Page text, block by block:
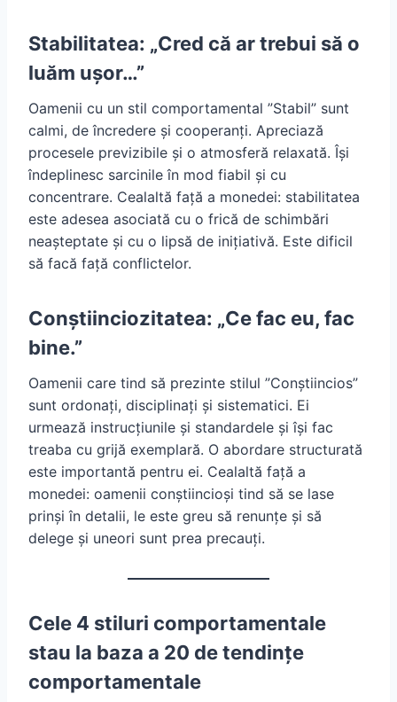
Stabilitatea: „Cred că ar trebui să o
luăm ușor…”
Oamenii cu un stil comportamental ”Stabil” sunt
calmi, de încredere și cooperanți. Apreciază
procesele previzibile și o atmosferă relaxată. Își
îndeplinesc sarcinile în mod fiabil și cu
concentrare. Cealaltă față a monedei: stabilitatea
este adesea asociată cu o frică de schimbări
neașteptate și cu o lipsă de inițiativă. Este dificil
să facă față conflictelor.
Conștiinciozitatea: „Ce fac eu, fac
bine.”
Oamenii care tind să prezinte stilul ”Conștiincios”
sunt ordonați, disciplinați și sistematici. Ei
urmează instrucțiunile și standardele și își fac
treaba cu grijă exemplară. O abordare structurată
este importantă pentru ei. Cealaltă față a
monedei: oamenii conștiincioși tind să se lase
prinși în detalii, le este greu să renunțe și să
delege și uneori sunt prea precauți.
Cele 4 stiluri comportamentale
stau la baza a 20 de tendințe
comportamentale